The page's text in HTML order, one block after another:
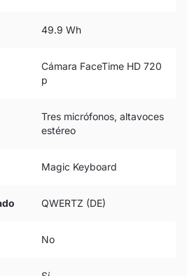
49.9 Wh
Cámara FaceTime HD 720
p
Tres micrófonos, altavoces
estéreo
Magic Keyboard
QWERTZ (DE)
No